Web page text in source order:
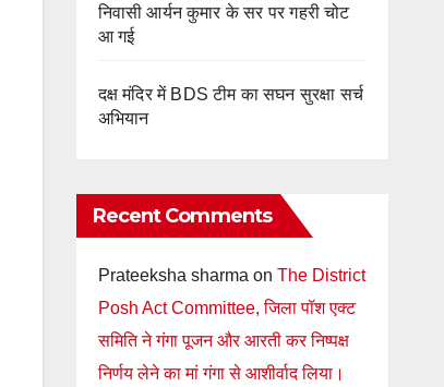
निवासी आर्यन कुमार के सर पर गहरी चोट
आ गई
दक्ष मंदिर में BDS टीम का सघन सुरक्षा सर्च
अभियान
Recent Comments
Prateeksha sharma on The District
Posh Act Committee, जिला पॉश एक्ट
समिति ने गंगा पूजन और आरती कर निष्पक्ष
निर्णय लेने का मां गंगा से आशीर्वाद लिया।